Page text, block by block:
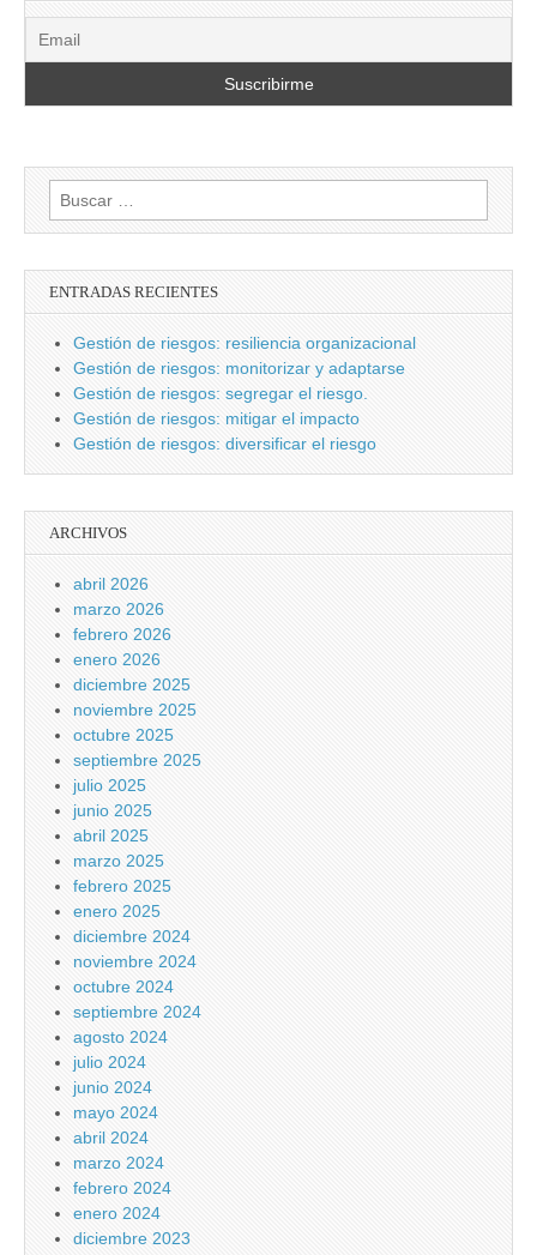
Buscar:
ENTRADAS RECIENTES
Gestión de riesgos: resiliencia organizacional
Gestión de riesgos: monitorizar y adaptarse
Gestión de riesgos: segregar el riesgo.
Gestión de riesgos: mitigar el impacto
Gestión de riesgos: diversificar el riesgo
ARCHIVOS
abril 2026
marzo 2026
febrero 2026
enero 2026
diciembre 2025
noviembre 2025
octubre 2025
septiembre 2025
julio 2025
junio 2025
abril 2025
marzo 2025
febrero 2025
enero 2025
diciembre 2024
noviembre 2024
octubre 2024
septiembre 2024
agosto 2024
julio 2024
junio 2024
mayo 2024
abril 2024
marzo 2024
febrero 2024
enero 2024
diciembre 2023